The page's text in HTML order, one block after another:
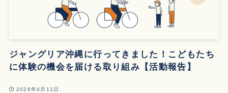
ジャングリア沖縄に行ってきました！こどもたち
に体験の機会を届ける取り組み【活動報告】
2026年4月11日